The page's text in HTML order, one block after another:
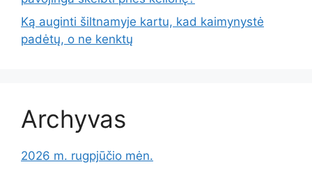
Ką auginti šiltnamyje kartu, kad kaimynystė
padėtų, o ne kenktų
Archyvas
2026 m. rugpjūčio mėn.